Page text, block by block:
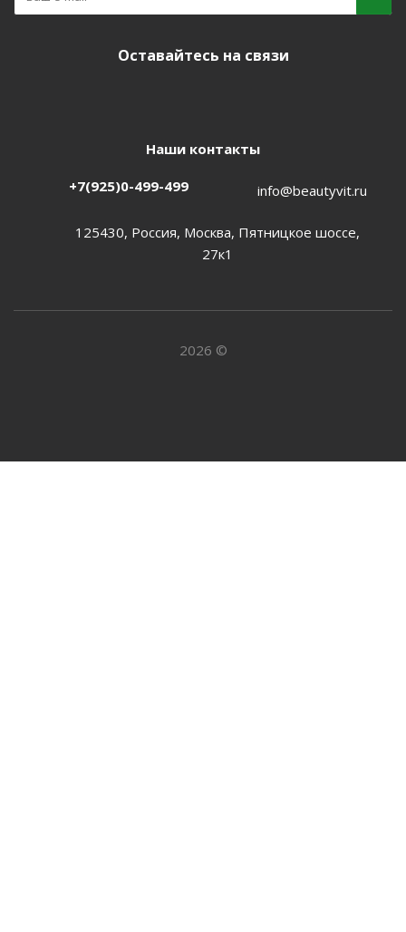
Оставайтесь на связи
Наши контакты
+7(925)0-499-499 info@beautyvit.ru
125430, Россия, Москва, Пятницкое шоссе,
27к1
2026 ©